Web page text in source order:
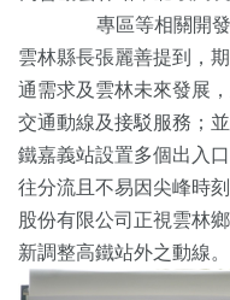
專區等相關開
雲林縣長張麗善提到，
通需求及雲林未來發展
交通動線及接駁服務；
鐵嘉義站設置多個出入
往分流且不易因尖峰時
股份有限公司正視雲林
新調整高鐵站外之動線。